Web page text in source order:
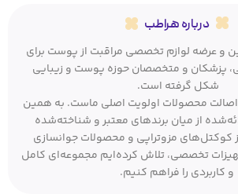
درباره هراطب
و عرضه لوازم تخصصی مراقبت از پوست برای
پزشکان و متخصصان حوزه پوست و زیبایی
شکل گرفته است.
محصولات اولویت اصلی ماست. به همین
از میان برندهای معتبر و شناخته‌شده
کوکتل‌های مزوتراپی و محصولات جوانسازی
تخصصی، تلاش کرده‌ایم مجموعه‌ای کامل
و کاربردی را فراهم کنیم.